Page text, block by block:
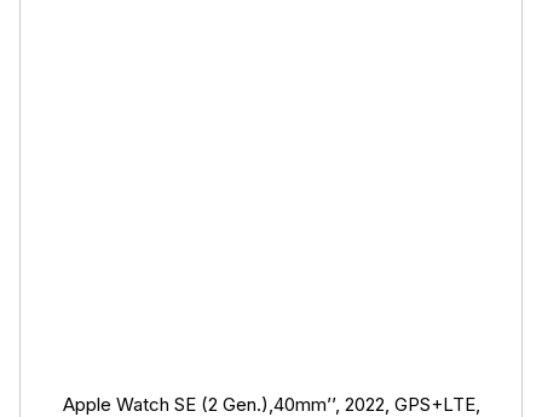
Apple Watch SE (2 Gen.),40mm’’, 2022, GPS+LTE,